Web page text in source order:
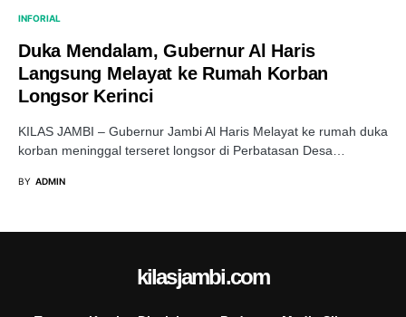
INFORIAL
Duka Mendalam, Gubernur Al Haris
Langsung Melayat ke Rumah Korban
Longsor Kerinci
KILAS JAMBI – Gubernur Jambi Al Haris Melayat ke rumah duka
korban meninggal terseret longsor di Perbatasan Desa…
BY ADMIN
kilasjambi.com